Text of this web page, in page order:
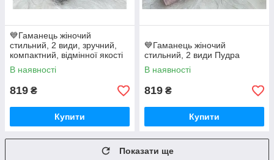
💙Гаманець жіночий
стильний, 2 види, зручний,
компактний, відмінної якості
В наявності
819 ₴
Купити
💙Гаманець жіночий
стильний, 2 види Пудра
В наявності
819 ₴
Купити
Показати ще